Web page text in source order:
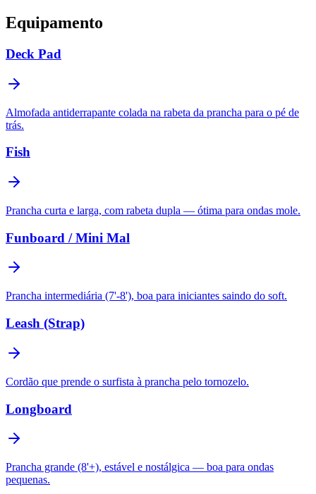
Equipamento
Deck Pad
Almofada antiderrapante colada na rabeta da prancha para o pé de
trás.
Fish
Prancha curta e larga, com rabeta dupla — ótima para ondas mole.
Funboard / Mini Mal
Prancha intermediária (7'-8'), boa para iniciantes saindo do soft.
Leash (Strap)
Cordão que prende o surfista à prancha pelo tornozelo.
Longboard
Prancha grande (8'+), estável e nostálgica — boa para ondas
pequenas.